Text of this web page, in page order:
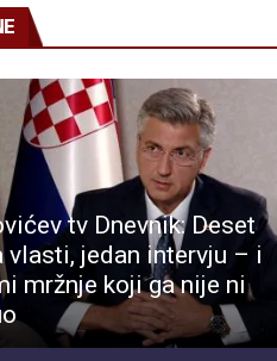
tv Dnevnik: Deset
vlasti, jedan intervju – i
mržnje koji ga nije ni